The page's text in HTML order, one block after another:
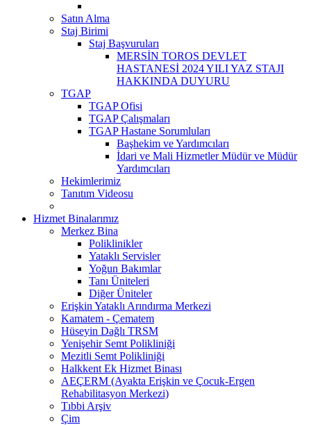
Satın Alma
Staj Birimi
Staj Başvuruları
MERSİN TOROS DEVLET
HASTANESİ 2024 YILI YAZ STAJI
HAKKINDA DUYURU
TGAP
TGAP Ofisi
TGAP Çalışmaları
TGAP Hastane Sorumluları
Başhekim ve Yardımcıları
İdari ve Mali Hizmetler Müdür ve Müdür
Yardımcıları
Hekimlerimiz
Tanıtım Videosu
Hizmet Binalarımız
Merkez Bina
Poliklinikler
Yataklı Servisler
Yoğun Bakımlar
Tanı Üniteleri
Diğer Üniteler
Erişkin Yataklı Arındırma Merkezi
Kamatem - Çematem
Hüseyin Dağlı TRSM
Yenişehir Semt Polikliniği
Mezitli Semt Polikliniği
Halkkent Ek Hizmet Binası
AEÇERM (Ayakta Erişkin ve Çocuk-Ergen
Rehabilitasyon Merkezi)
Tıbbi Arşiv
Çim